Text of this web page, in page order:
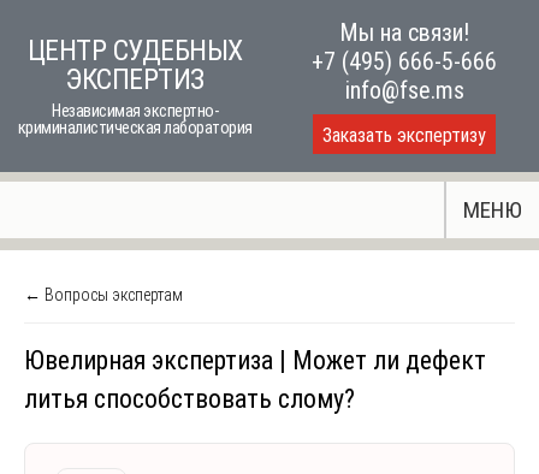
ЦЕНТР СУДЕБНЫХ
ЭКСПЕРТИЗ
Независимая экспертно-
криминалистическая лаборатория
Мы на связи!
+7 (495) 666-5-666
info@fse.ms
Заказать экспертизу
МЕНЮ
← Вопросы экспертам
Ювелирная экспертиза | Может ли дефект
литья способствовать слому?